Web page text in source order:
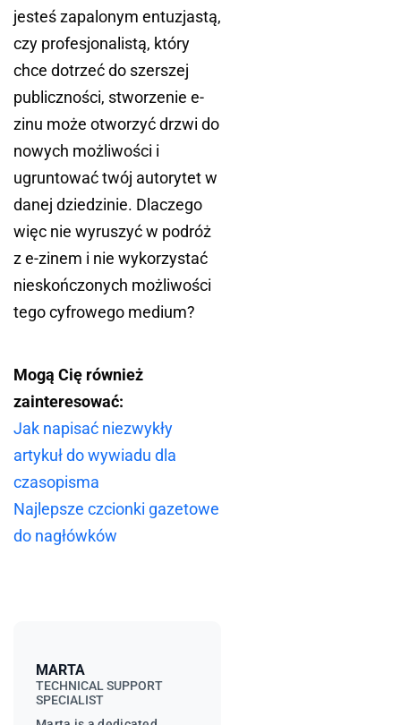
jesteś zapalonym entuzjastą,
czy profesjonalistą, który
chce dotrzeć do szerszej
publiczności, stworzenie e-
zinu może otworzyć drzwi do
nowych możliwości i
ugruntować twój autorytet w
danej dziedzinie. Dlaczego
więc nie wyruszyć w podróż
z e-zinem i nie wykorzystać
nieskończonych możliwości
tego cyfrowego medium?
Mogą Cię również
zainteresować:
Jak napisać niezwykły
artykuł do wywiadu dla
czasopisma
Najlepsze czcionki gazetowe
do nagłówków
MARTA
TECHNICAL SUPPORT
SPECIALIST